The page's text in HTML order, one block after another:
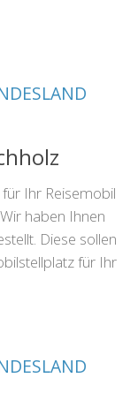
Ihr Reisemobil
haben Ihnen
Diese sollen
für Ihr